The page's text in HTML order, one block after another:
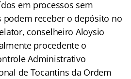
em processos sem
podem receber o depósito no
conselheiro Aloysio
procedente o
Administrativo
de Tocantins da Ordem